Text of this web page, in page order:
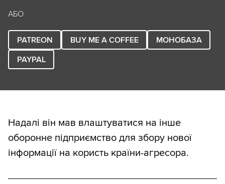
АБО
PATREON BUY ME A COFFEE
МОНОБАЗА
PAYPAL
Надалі він мав влаштуватися на інше
оборонне підприємство для збору нової
інформації на користь країни-агресора.